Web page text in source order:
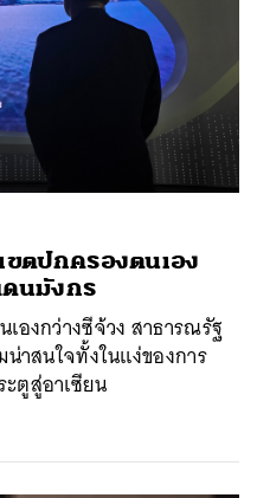
ตปกครองตนเอง
นมังกร
องกว่างซีจ้วง สาธารณรัฐ
าสนใจทั้งในแง่ของการ
ตูสู่อาเซียน